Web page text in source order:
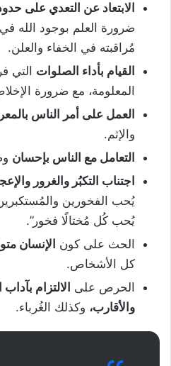
الابتعاد عن التعدي على
ضرورة العلم بوجود الله
مُراقبته في الخفاء والعلن.
القيام بأداء الصلوات التي
المعلومة، مع ضرورة
العمل على أمر الناس
والإثم.
التعامل مع الناس بإحسان
اجتناب التكبُر والغرور
يُحب الفخورين
يُحب كُل مُختالًا فخور”.
الحث على كون الإنسان
كل الأشخاص.
الحرص على الالتزام
والأقارب، وكذلك الغُرباء.